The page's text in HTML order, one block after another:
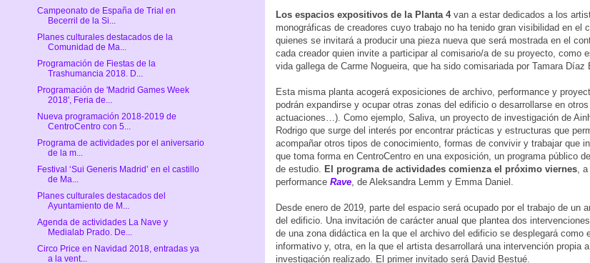
Los espacios expositivos de la Planta 4van a estar dedicados a los
monográficas de creadores cuyo trabajo no ha tenido gran visibilidad en el
quienes se invitará a producir una pieza nueva que será mostrada en el
cada creador quien invite a participar al comisario/a de su proyecto, como
vida gallega de Carme Nogueira, que ha sido comisariada por Tamara Díaz
Esta misma planta acogerá exposiciones de archivo, performance y
podrán expandirse y ocupar otras zonas del edificio o desarrollarse en otros
actuaciones…). Como ejemplo, Saliva, un proyecto de investigación de
Rodrigo que surge del interés por encontrar prácticas y estructuras que
acompañar otros tipos de conocimiento, formas de convivir y trabajar que
que toma forma en CentroCentro en una exposición, un programa público
de estudio.
El programa de actividades comienza el próximo viernes ,
performance Rave , de Aleksandra Lemm y Emma Daniel.
Desde enero de 2019, parte del espacio será ocupado por el trabajo de un
del edificio. Una invitación de carácter anual que plantea dos
de una zona didáctica en la que el archivo del edificio se desplegará como
informativo y, otra, en la que el artista desarrollará una intervención propia
investigación realizado. El primer invitado será David Bestué.
Campeonato de España de Trial en
Becerril de la Si...
Planes culturales destacados de la
Comunidad de Ma...
Programación de Fiestas de la
Trashumancia 2018. D...
Programación de 'Madrid Games Week
2018', Feria de...
Nueva programación 2018-2019 de
CentroCentro con 5...
Programa de actividades por el aniversario
de la m...
Festival ‘Sui Generis Madrid’ en el castillo
de Ma...
Planes culturales destacados del
Ayuntamiento de M...
Agenda de actividades La Nave y
Medialab Prado. De...
Circo Price en Navidad 2018, entradas ya
a la vent...